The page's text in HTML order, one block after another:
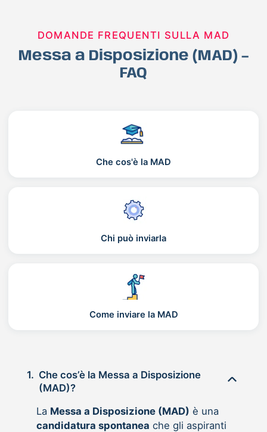
DOMANDE FREQUENTI SULLA MAD
Messa a Disposizione (MAD) –
FAQ
Che cos'è la MAD
Chi può inviarla
Come inviare la MAD
1. Che cos’è la Messa a Disposizione
(MAD)?
La Messa a Disposizione (MAD) è una
candidatura spontanea che gli aspiranti